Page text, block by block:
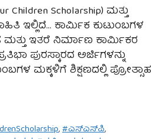
Scholarship) ಮತ್ತು
ಇಲ್ಲಿದೆ… ಕಾರ್ಮಿಕ ಕುಟುಂಬಗಳ
ಮತ್ತು ಇತರೆ ನಿರ್ಮಾಣ ಕಾರ್ಮಿಕರ
ಪುರಸ್ಕಾರದ ಅರ್ಜಿಗಳನ್ನು
ಮಕ್ಕಳಿಗೆ ಶಿಕ್ಷಣದಲ್ಲಿ ಪ್ರೋತ್ಸಾಹ
,#ಎಸ್‌ಎಸ್‌ಪಿ,